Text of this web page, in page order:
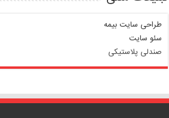
طراحی سایت بیمه
سئو سایت
صندلی پلاستیکی